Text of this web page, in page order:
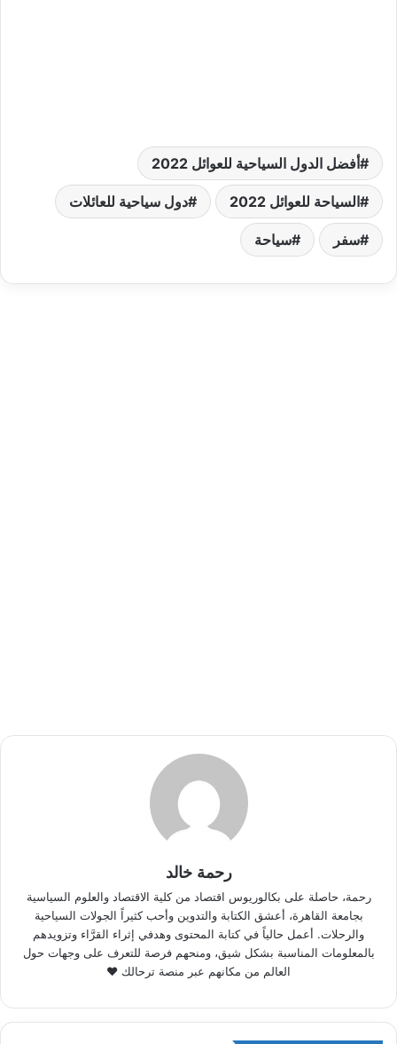
أفضل الدول السياحية للعوائل 2022
السياحة للعوائل 2022 دول سياحية للعائلات
سفر سياحة
رحمة خالد
رحمة، حاصلة على بكالوريوس اقتصاد من كلية الاقتصاد والعلوم السياسية
بجامعة القاهرة، أعشق الكتابة والتدوين وأحب كثيراً الجولات السياحية
والرحلات. أعمل حالياً في كتابة المحتوى وهدفي إثراء القرَّاء وتزويدهم
بالمعلومات المناسبة بشكل شيق، ومنحهم فرصة للتعرف على وجهات حول
العالم من مكانهم عبر منصة ترحالك ♥